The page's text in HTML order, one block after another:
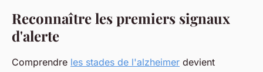
Reconnaître les premiers signaux
d'alerte
Comprendre les stades de l'alzheimer devient